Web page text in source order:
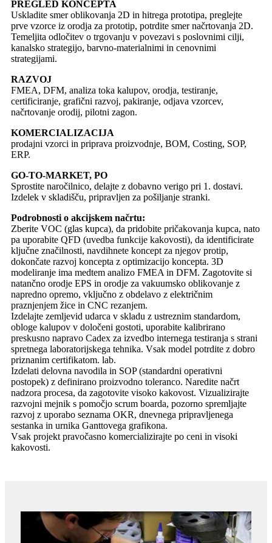
PREGLED KONCEPTA
Uskladite smer oblikovanja 2D in hitrega prototipa, preglejte
prve vzorce iz orodja za prototip, potrdite smer načrtovanja 2D.
Temeljita odločitev o trgovanju v povezavi s poslovnimi cilji,
kanalsko strategijo, barvno-materialnimi in cenovnimi
strategijami.
RAZVOJ
FMEA, DFM, analiza toka kalupov, orodja, testiranje,
certificiranje, grafični razvoj, pakiranje, odjava vzorcev,
načrtovanje orodij, pilotni zagon.
KOMERCIALIZACIJA
prodajni vzorci in priprava proizvodnje, BOM, Costing, SOP,
ERP.
GO-TO-MARKET, PO
Sprostite naročilnico, delajte z dobavno verigo pri 1. dostavi.
Izdelek v skladišču, pripravljen za pošiljanje stranki.
Podrobnosti o akcijskem načrtu:
Zberite VOC (glas kupca), da pridobite pričakovanja kupca, nato
pa uporabite QFD (uvedba funkcije kakovosti), da identificirate
ključne značilnosti, navdihnete koncept za njegov protip,
dokončate razvoj koncepta z optimizacijo koncepta. 3D
modeliranje ima medtem analizo FMEA in DFM. Zagotovite si
natančno orodje EPS in orodje za vakuumsko oblikovanje z
napredno opremo, vključno z obdelavo z električnim
praznjenjem žice in CNC rezanjem.
Izdelajte zemljevid udarca v skladu z ustreznim standardom,
obloge kalupov v določeni gostoti, uporabite kalibrirano
preskusno napravo Cadex za izvedbo internega testiranja s strani
spretnega laboratorijskega tehnika. Vsak model potrdite z dobro
priznanim certifikatom. lab.
Izdelati delovna navodila in SOP (standardni operativni
postopek) z definirano proizvodno toleranco. Naredite načrt
nadzora procesa, da zagotovite visoko kakovost. Vizualizirajte
razvojni mejnik s pomočjo scrum boarda, pozorno spremljajte
razvoj z uporabo seznama OKR, dnevnega pripravljenega
sestanka in urnika Ganttovega grafikona.
Vsak projekt pravočasno komercializirajte po ceni in visoki
kakovosti.